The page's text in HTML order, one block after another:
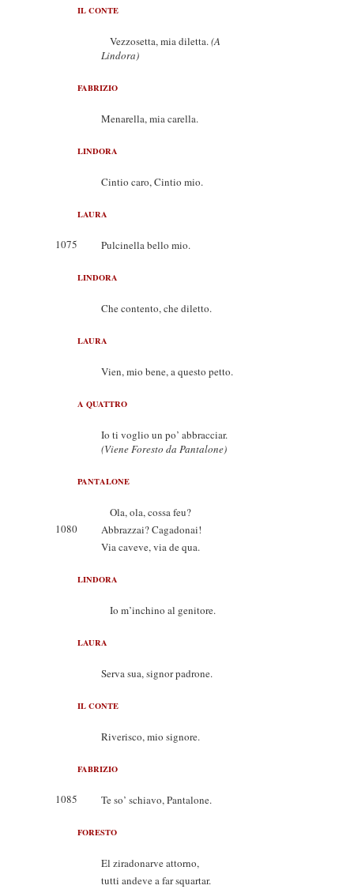
IL CONTE
Vezzosetta, mia diletta.(A
Lindora)
FABRIZIO
Menarella, mia carella.
LINDORA
Cintio caro, Cintio mio.
LAURA
1075 Pulcinella bello mio.
LINDORA
Che contento, che diletto.
LAURA
Vien, mio bene, a questo petto.
A QUATTRO
Io ti voglio un po’ abbracciar.
(Viene Foresto da Pantalone)
PANTALONE
Ola, ola, cossa feu?
1080
Abbrazzai? Cagadonai!
Via caveve, via de qua.
LINDORA
Io m’inchino al genitore.
LAURA
Serva sua, signor padrone.
IL CONTE
Riverisco, mio signore.
FABRIZIO
1085 Te so’ schiavo, Pantalone.
FORESTO
El ziradonarve attorno,
tutti andeve a far squartar.